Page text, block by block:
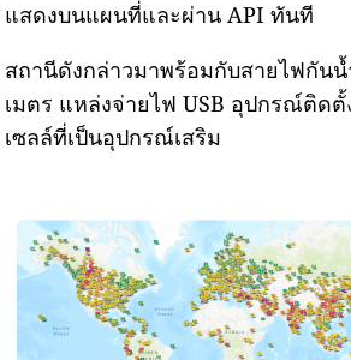
แสดงบนแผนที่และผ่าน API ทันที
สถานีดังกล่าวมาพร้อมกับสายไฟกัน
เมตร แหล่งจ่ายไฟ USB อุปกรณ์ติด
เซลล์ที่เป็นอุปกรณ์เสริม